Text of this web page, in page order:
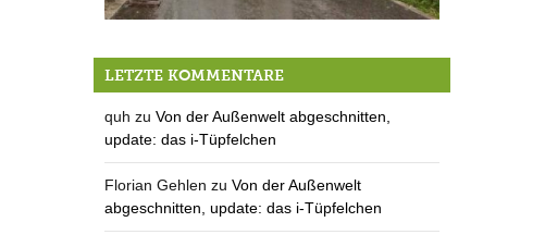
LETZTE KOMMENTARE
quh zuVon der Außenwelt abgeschnitten,
update: das i-Tüpfelchen
Florian Gehlen zuVon der Außenwelt
abgeschnitten, update: das i-Tüpfelchen